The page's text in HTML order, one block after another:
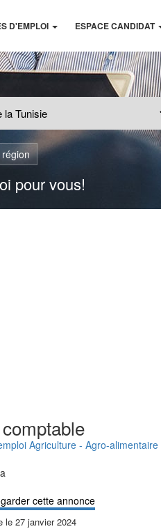
D'EMPLOI ESPACE CANDIDAT
région
pour vous!
Agriculture - Agro-alimentaire
cette annonce
le27 janvier 2024